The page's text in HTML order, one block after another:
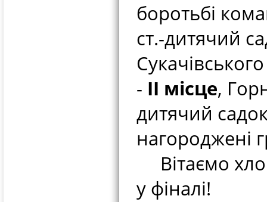
боротьбі
ст.-дитячий
- ІІ місце,
дитячий
нагороджені
Вітаємо
у фіналі!